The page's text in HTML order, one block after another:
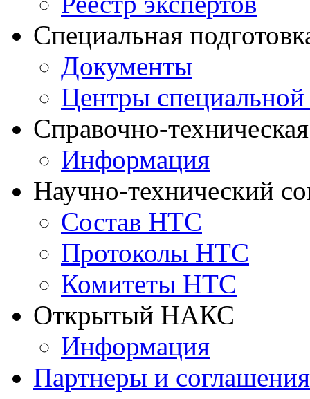
Специальная
Документы
Центры
Справочно-
Информация
Научно-технический
Состав НТС
Протоколы НТС
Комитеты НТС
Открытый НАКС
Информация
Партнеры и соглашения